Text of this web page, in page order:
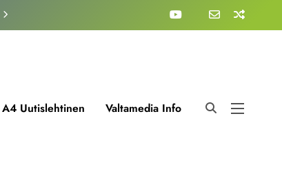
A4 Uutislehtinen Valtamedia Info